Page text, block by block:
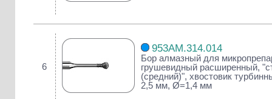
6
953AM.314.014
Бор алмазный для
грушевидный расширенный,
(средний)", хвостовик
2,5 мм, Ø=1,4 мм